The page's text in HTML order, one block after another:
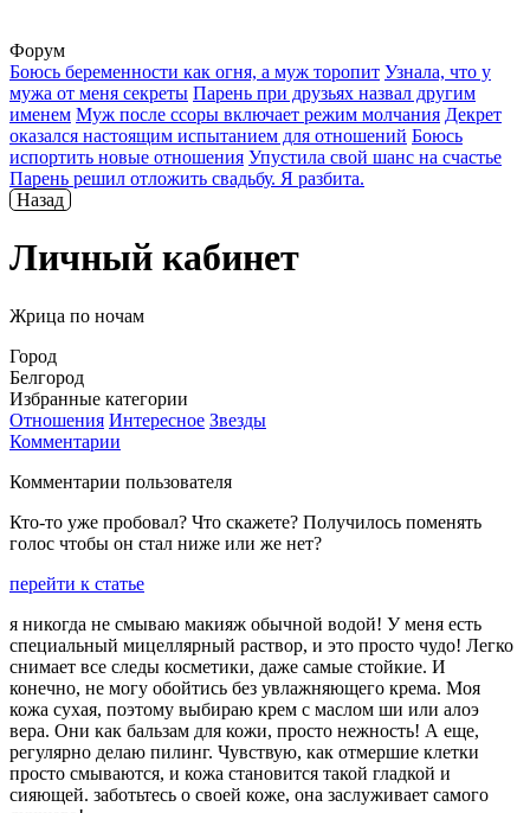
Форум
Боюсь беременности как огня, а муж торопит Узнала, что у
мужа от меня секреты Парень при друзьях назвал другим
именем Муж после ссоры включает режим молчания Декрет
оказался настоящим испытанием для отношений Боюсь
испортить новые отношения Упустила свой шанс на счастье
Парень решил отложить свадьбу. Я разбита.
Назад
Личный кабинет
Жрица по ночам
Город
Белгород
Избранные категории
Отношения Интересное Звезды
Комментарии
Комментарии пользователя
Кто-то уже пробовал? Что скажете? Получилось поменять
голос чтобы он стал ниже или же нет?
перейти к статье
я никогда не смываю макияж обычной водой! У меня есть
специальный мицеллярный раствор, и это просто чудо! Легко
снимает все следы косметики, даже самые стойкие. И
конечно, не могу обойтись без увлажняющего крема. Моя
кожа сухая, поэтому выбираю крем с маслом ши или алоэ
вера. Они как бальзам для кожи, просто нежность! А еще,
регулярно делаю пилинг. Чувствую, как отмершие клетки
просто смываются, и кожа становится такой гладкой и
сияющей. заботьтесь о своей коже, она заслуживает самого